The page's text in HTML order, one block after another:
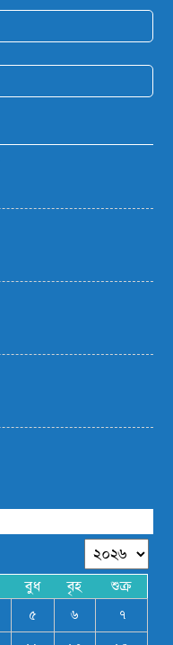
বুধ বৃহ শুক্র
৫ ৬ ৭